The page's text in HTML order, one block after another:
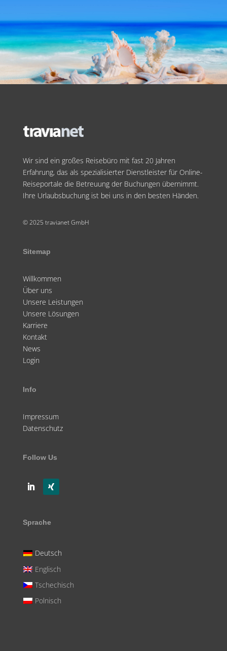
Wir sind ein großes Reisebüro mit fast 20 Jahren
Erfahrung, das als spezialisierter Dienstleister für Online-
Reiseportale die Betreuung der Buchungen übernimmt.
Ihre Urlaubsbuchung ist bei uns in den besten Händen.
© 2025 travianet GmbH
Sitemap
Willkommen
Über uns
Unsere Leistungen
Unsere Lösungen
Karriere
Kontakt
News
Login
Info
Impressum
Datenschutz
Follow Us
Sprache
Deutsch
Englisch
Tschechisch
Polnisch